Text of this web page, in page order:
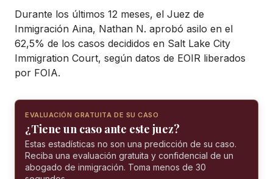
Durante los últimos 12 meses, el Juez de
Inmigración Aina, Nathan N. aprobó asilo en el
62,5% de los casos decididos en Salt Lake City
Immigration Court, según datos de EOIR liberados
por FOIA.
EVALUACIÓN GRATUITA DE SU CASO
¿Tiene un caso ante este juez?
Estas estadísticas no son una predicción de su caso.
Reciba una evaluación gratuita y confidencial de un
abogado de inmigración. Toma menos de 30